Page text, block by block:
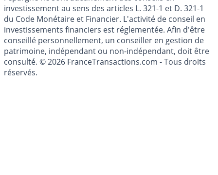
Les articles et commentaires publiés sur le guide de
l'épargne ne sont aucunement des conseils en
investissement au sens des articles L. 321-1 et D. 321-1
du Code Monétaire et Financier. L'activité de conseil en
investissements financiers est réglementée. Afin d'être
conseillé personnellement, un conseiller en gestion de
patrimoine, indépendant ou non-indépendant, doit être